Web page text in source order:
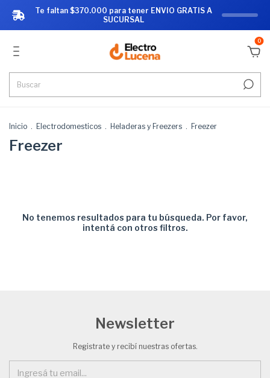
0
Inicio . Electrodomesticos . Heladeras y Freezers . Freezer
Freezer
No tenemos resultados para tu búsqueda. Por favor,
intentá con otros filtros.
Newsletter
Registrate y recibí nuestras ofertas.
Te faltan $370.000 para tener ENVIO GRATIS A
SUCURSAL